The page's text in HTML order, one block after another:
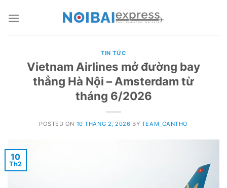
TIN TỨC
Vietnam Airlines mở đường bay
thẳng Hà Nội – Amsterdam từ
tháng 6/2026
POSTED ON 10 THÁNG 2, 2026 BY TEAM_CANTHO
10
Th2